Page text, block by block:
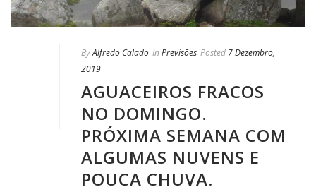
ByAlfredo Calado In Previsões Posted 7 Dezembro,
2019
AGUACEIROS FRACOS
NO DOMINGO.
PRÓXIMA SEMANA COM
ALGUMAS NUVENS E
POUCA CHUVA.